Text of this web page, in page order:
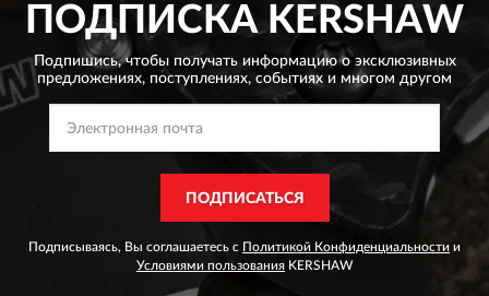
ПОДПИСКАKERSHAW
Подпишись, чтобы получать информацию о эксклюзивных
предложениях, поступлениях, событиях и многом другом
ПОДПИСАТЬСЯ
Подписываясь, Вы соглашаетесь с Политикой Конфиденциальности и
Условиями пользования KERSHAW